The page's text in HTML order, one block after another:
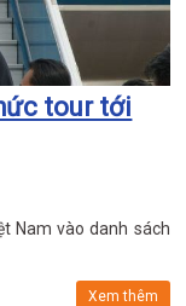
tour tới
Nam vào danh sách
Xem thêm